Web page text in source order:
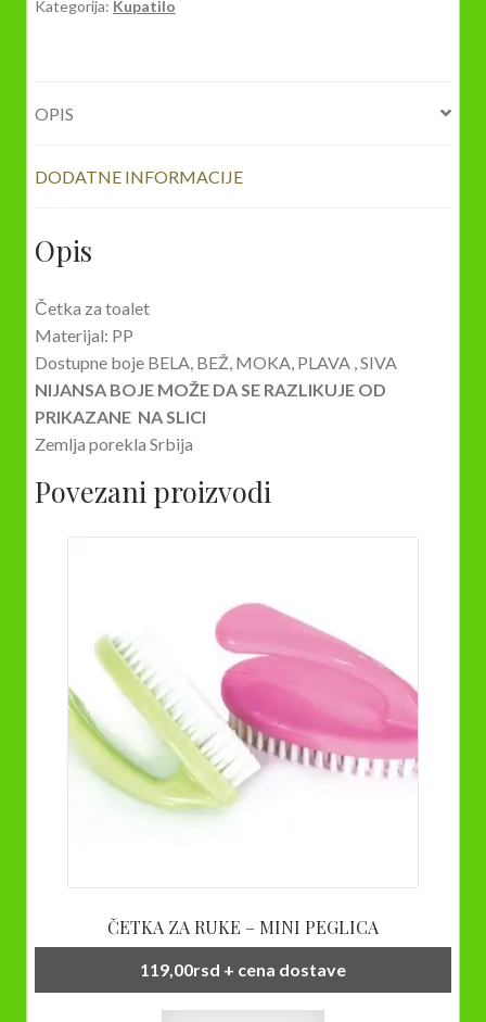
Kategorija: Kupatilo
OPIS
DODATNE INFORMACIJE
Opis
Četka za toalet
Materijal: PP
Dostupne boje BELA, BEŽ, MOKA, PLAVA , SIVA
NIJANSA BOJE MOŽE DA SE RAZLIKUJE OD
PRIKAZANE NA SLICI
Zemlja porekla Srbija
Povezani proizvodi
ČETKA ZA RUKE – MINI PEGLICA
119,00rsd + cena dostave